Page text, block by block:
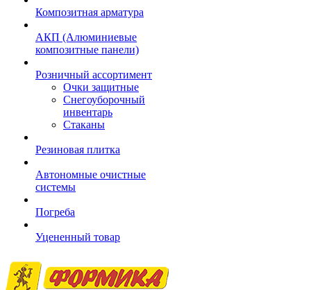
Композитная арматура
АКП (Алюминиевые
композитные панели)
Розничный ассортимент
Очки защитные
Снегоуборочный
инвентарь
Стаканы
Резиновая плитка
Автономные очистные
системы
Погреба
Уцененный товар